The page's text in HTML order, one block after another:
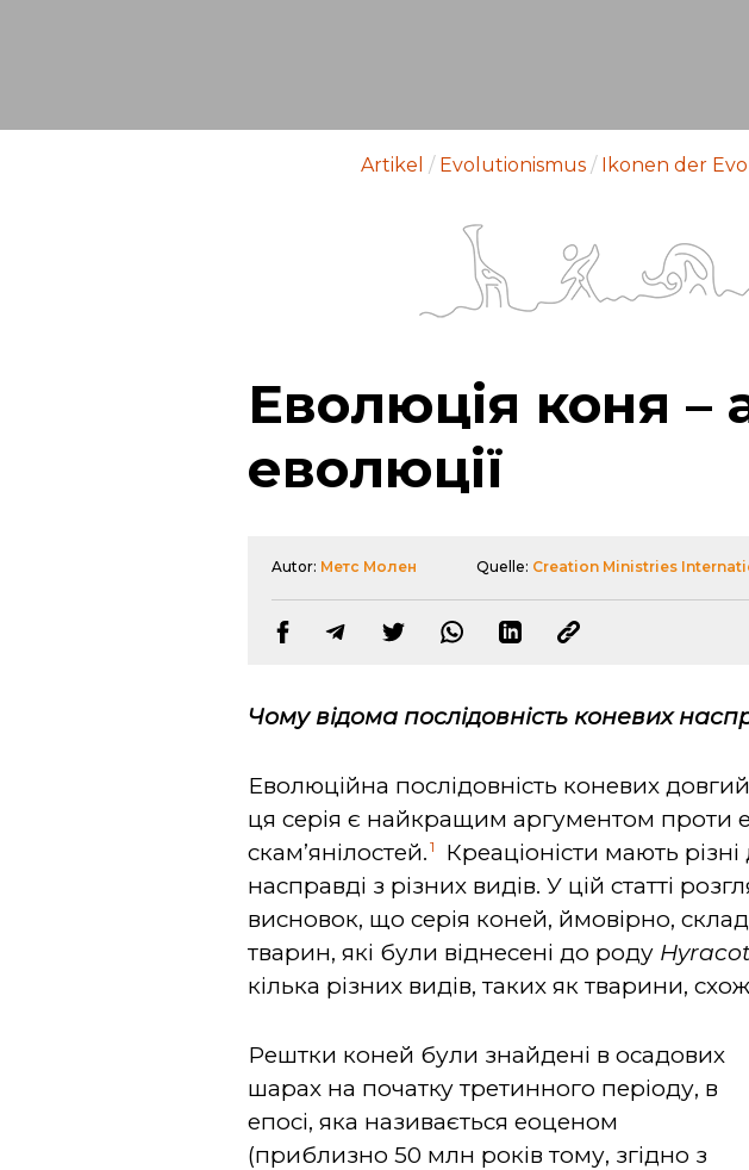
Artikel / Evolutionismus / Ikonen der
Еволюція коня –
еволюції
Autor: Метс Молен Quelle: Creation Ministries
Чому відома послідовність коневих
Еволюційна послідовність коневих
ця серія є найкращим аргументом проти
скам’янілостей. 1
Креаціоністи мають
насправді з різних видів. У цій статті
висновок, що серія коней, ймовірно,
тварин, які були віднесені до роду
кілька різних видів, таких як тварини,
Рештки коней були знайдені в осадових
шарах на початку третинного періоду, в
епосі, яка називається еоценом
(приблизно 50 млн років тому, згідно з